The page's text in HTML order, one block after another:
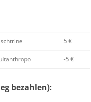
5 €
-5 €
bezahlen):